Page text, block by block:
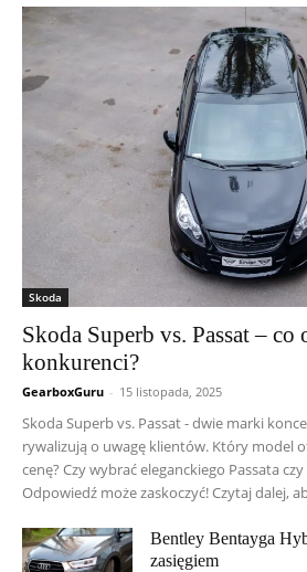
Skoda
Skoda Superb vs. Passat – co
konkurenci?
GearboxGuru - 15 listopada, 2025
Skoda Superb vs. Passat - dwie marki
rywalizują o uwagę klientów. Który model
cenę? Czy wybrać eleganckiego Passata
Odpowiedź może zaskoczyć! Czytaj dalej,
Bentley Bentayga
zasięgiem